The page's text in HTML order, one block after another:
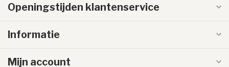
Openingstijden klantenservice
Informatie
Mijn account